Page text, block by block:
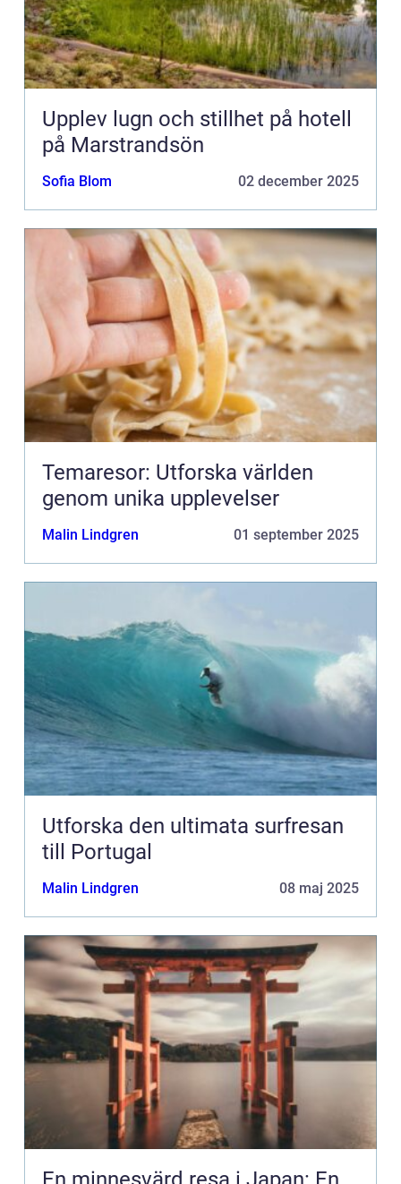
Upplev lugn och stillhet på hotell
på Marstrandsön
Sofia Blom 02 december 2025
Temaresor: Utforska världen
genom unika upplevelser
Malin Lindgren 01 september 2025
Utforska den ultimata surfresan
till Portugal
Malin Lindgren 08 maj 2025